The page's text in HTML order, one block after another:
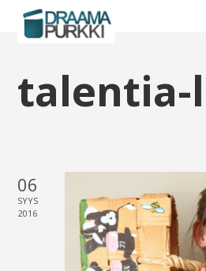
talentia-
06
SYYS
2016